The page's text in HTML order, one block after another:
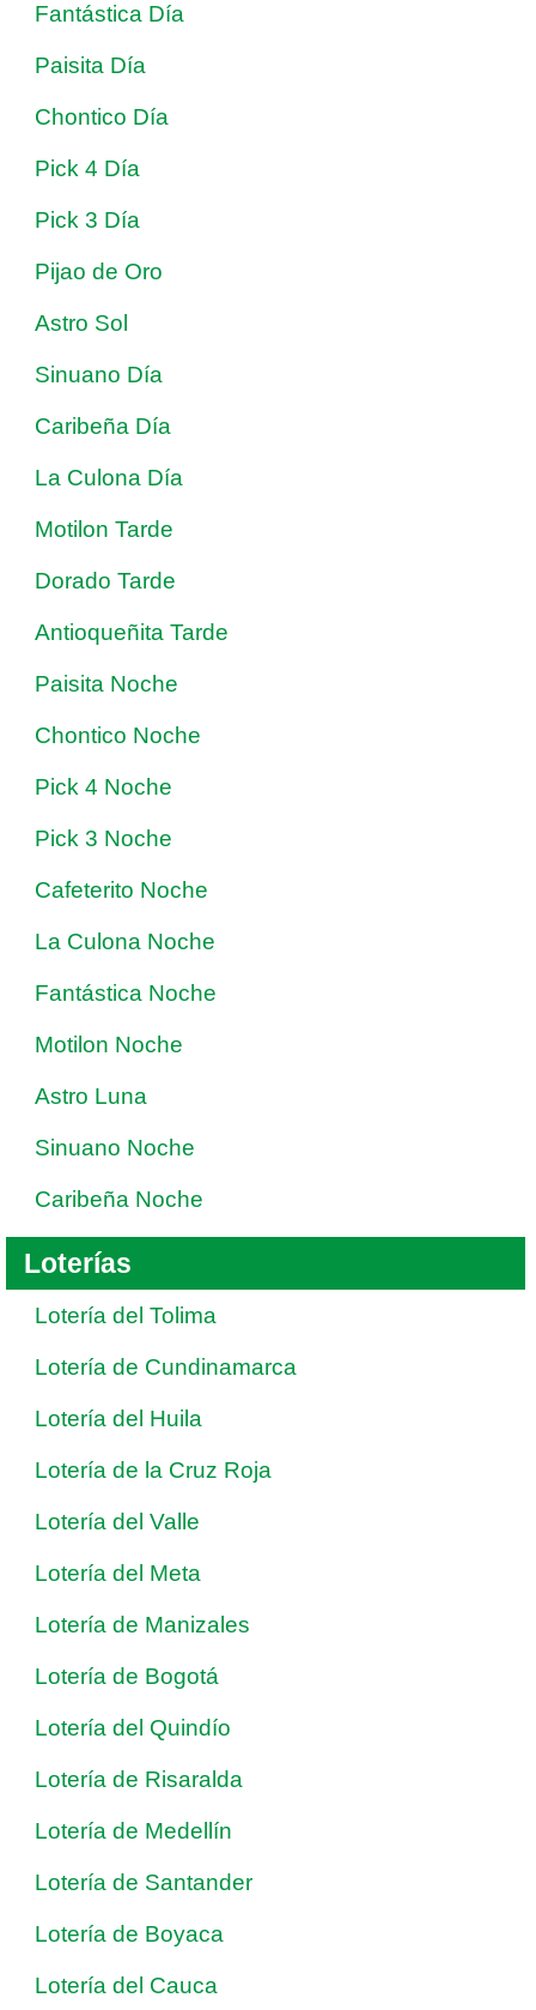
Fantástica Día
Paisita Día
Chontico Día
Pick 4 Día
Pick 3 Día
Pijao de Oro
Astro Sol
Sinuano Día
Caribeña Día
La Culona Día
Motilon Tarde
Dorado Tarde
Antioqueñita Tarde
Paisita Noche
Chontico Noche
Pick 4 Noche
Pick 3 Noche
Cafeterito Noche
La Culona Noche
Fantástica Noche
Motilon Noche
Astro Luna
Sinuano Noche
Caribeña Noche
Loterías
Lotería del Tolima
Lotería de Cundinamarca
Lotería del Huila
Lotería de la Cruz Roja
Lotería del Valle
Lotería del Meta
Lotería de Manizales
Lotería de Bogotá
Lotería del Quindío
Lotería de Risaralda
Lotería de Medellín
Lotería de Santander
Lotería de Boyaca
Lotería del Cauca